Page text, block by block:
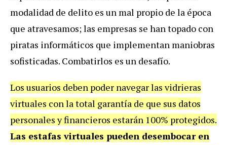
modalidad de delito es un mal propio de la época
que atravesamos; las empresas se han topado con
piratas informáticos que implementan maniobras
sofisticadas. Combatirlos es un desafío.
Los usuarios deben poder navegar las vidrieras
virtuales con la total garantía de que sus datos
personales y financieros estarán 100% protegidos.
Las estafas virtuales pueden desembocar en